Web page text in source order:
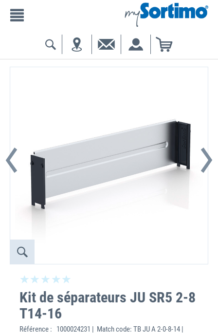
Kit de séparateurs JU SR5 2-8
T14-16
Référence :
1000024231 | Match code: TB JU A 2-0-8-14 |